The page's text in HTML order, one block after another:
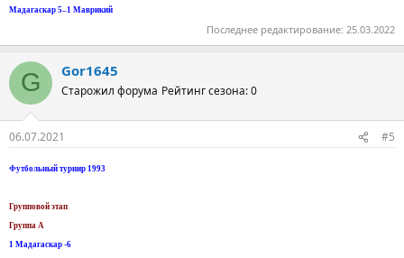
Мадагаскар 5–1 Маврикий
Последнее редактирование: 25.03.2022
G Gor1645
Старожил форума Рейтинг сезона: 0
06.07.2021 #5
Футбольный турнир 1993
Групповой этап
Группа А
1 Мадагаскар -6